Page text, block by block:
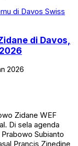
di Davos,
2026
Zidane WEF
Di sela agenda
Subianto
Prancis Zinedine